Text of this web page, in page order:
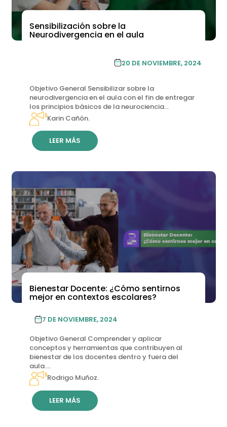
ACADEMIA DE FORMACIÓN CONTINUA
Sensibilización sobre la
Neurodivergencia en el aula
20 DE NOVIEMBRE, 2024
Objetivo General Sensibilizar sobre la
neurodivergencia en el aula con el fin de entregar
los principios básicos de la neurociencia...
Karin Cañón.
LEER MÁS
Bienestar Docente: ¿Cómo sentirnos
mejor en contextos escolares?
7 DE NOVIEMBRE, 2024
Objetivo General Comprender y aplicar
conceptos y herramientas que contribuyen al
bienestar de los docentes dentro y fuera del
aula....
Rodrigo Muñoz.
LEER MÁS